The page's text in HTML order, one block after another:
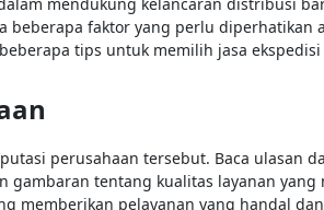
beberapa faktor yang perlu diperhatikan
tips untuk memilih jasa
perusahaan tersebut. Baca ulasan
gambaran tentang kualitas layanan yang
memberikan pelayanan yang handal